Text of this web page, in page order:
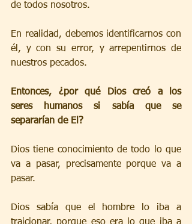
de todos nosotros.
En realidad, debemos identificarnos con
él, y con su error, y arrepentirnos de
nuestros pecados.
Entonces, ¿por qué Dios creó a los
seres humanos si sabía que se
separarían de El?
Dios tiene conocimiento de todo lo que
va a pasar, precisamente porque va a
pasar.
Dios sabía que el hombre lo iba a